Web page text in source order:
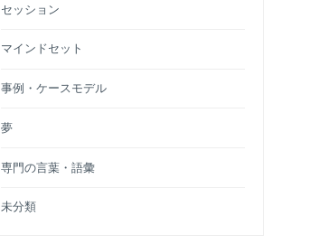
セッション
マインドセット
事例・ケースモデル
夢
専門の言葉・語彙
未分類